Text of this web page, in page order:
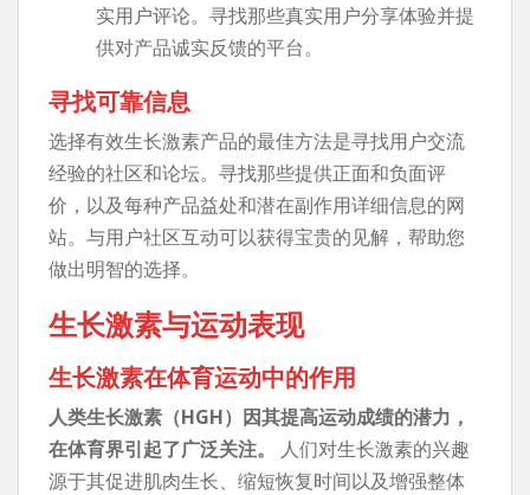
实用户评论。寻找那些真实用户分享体验并提
供对产品诚实反馈的平台。
寻找可靠信息
选择有效生长激素产品的最佳方法是寻找用户交流
经验的社区和论坛。寻找那些提供正面和负面评
价，以及每种产品益处和潜在副作用详细信息的网
站。与用户社区互动可以获得宝贵的见解，帮助您
做出明智的选择。
生长激素与运动表现
生长激素在体育运动中的作用
人类生长激素（HGH）因其提高运动成绩的潜力，
在体育界引起了广泛关注。
人们对生长激素的兴趣
源于其促进肌肉生长、缩短恢复时间以及增强整体